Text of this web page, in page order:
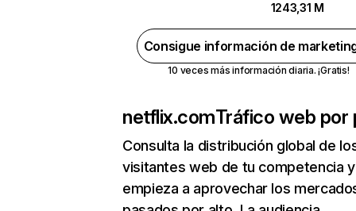
1243,31 M
Consigue información de
10 veces más información diaria. ¡Gratis!
netflix.comTráfico web por
Consulta la distribución global de
visitantes web de tu competencia y
empieza a aprovechar los